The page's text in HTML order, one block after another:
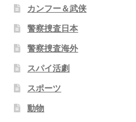
カンフー＆武侠
警察捜査日本
警察捜査海外
スパイ活劇
スポーツ
動物